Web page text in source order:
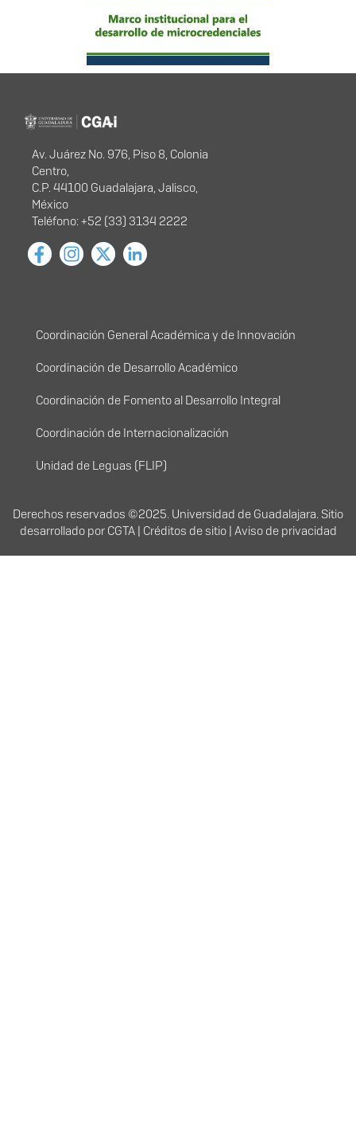
Información del
portal
Av. Juárez No. 976, Piso 8, Colonia
Centro,
C.P. 44100 Guadalajara, Jalisco,
México
Teléfono: +52 (33) 3134 2222
Menú principal
Coordinación General Académica y de Innovación
Coordinación de Desarrollo Académico
Coordinación de Fomento al Desarrollo Integral
Coordinación de Internacionalización
Unidad de Leguas (FLIP)
Derechos
Derechos reservados ©2025. Universidad de Guadalajara. Sitio
desarrollado por CGTA| Créditos de sitio| Aviso de privacidad